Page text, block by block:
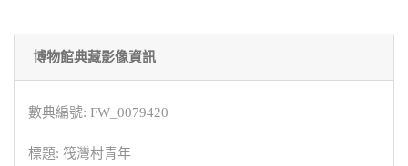
博物館典藏影像資訊
數典編號: FW_0079420
標題: 筏灣村青年